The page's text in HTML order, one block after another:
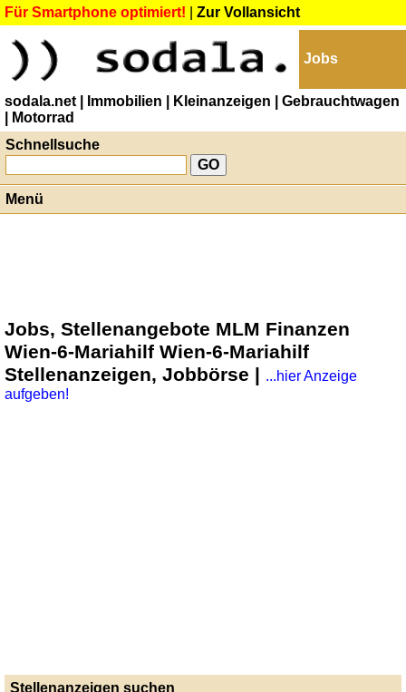
Für Smartphone optimiert! Zur Vollansicht
Jobs
sodala.net | Immobilien | Kleinanzeigen
| Gebrauchtwagen
| Motorrad
Schnellsuche
Menü
Jobs, Stellenangebote MLM Finanzen
Wien-6-Mariahilf Wien-6-Mariahilf
Stellenanzeigen, Jobbörse | ...hier Anzeige
aufgeben!
Stellenanzeigen suchen